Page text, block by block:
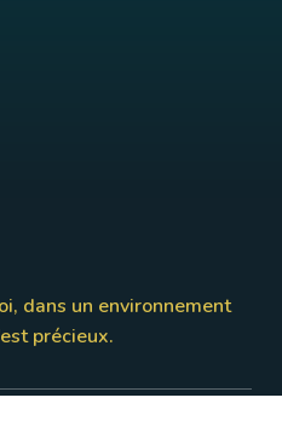
dans un environnement
précieux.